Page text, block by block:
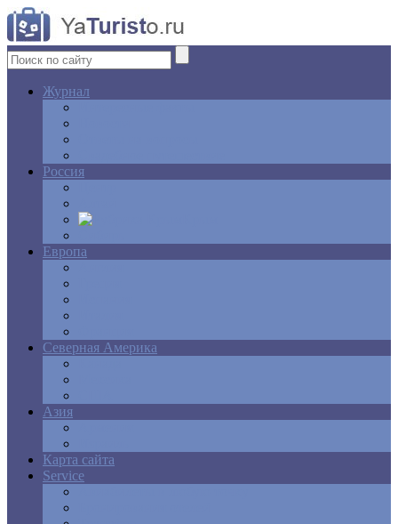
Журнал
Россия
Европа
Северная Америка
Азия
Карта сайта
Service